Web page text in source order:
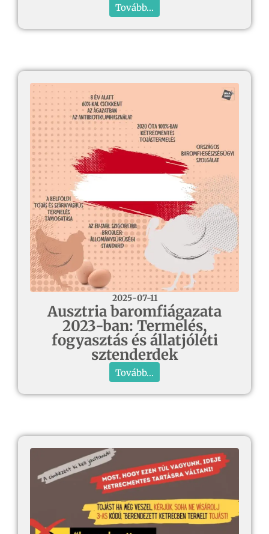
Tovább...
2025-07-11
Ausztria baromfiágazata
2023-ban: Termelés,
fogyasztás és állatjóléti
sztenderdek
Tovább...